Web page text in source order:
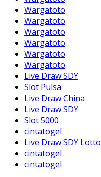
Wargatoto
Wargatoto
Wargatoto
Wargatoto
Wargatoto
Wargatoto
Live Draw SDY
Slot Pulsa
Live Draw China
Live Draw SDY
Slot 5000
cintatogel
Live Draw SDY Lotto
cintatogel
cintatogel